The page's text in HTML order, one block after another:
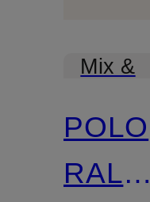
Mix &
POLO
RALPH